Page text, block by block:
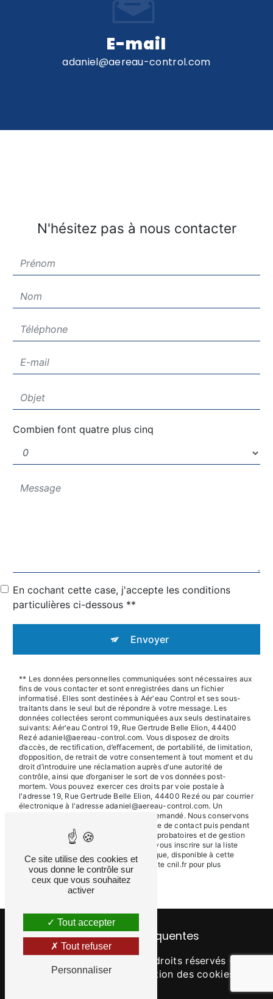
E-mail
adaniel@aereau-control.com
N'hésitez pas à nous contacter
Combien font quatre plus cinq
En cochant cette case, j'accepte les conditions
particulières ci-dessous **
Envoyer
** Les données personnelles communiquées sont nécessaires aux
fins de vous contacter et sont enregistrées dans un fichier
informatisé. Elles sont destinées à Aér'eau Control et ses sous-
traitants dans le seul but de répondre à votre message. Les
données collectées seront communiquées aux seuls destinataires
suivants: Aér'eau Control 19, Rue Gertrude Belle Elion, 44400
Rezé adaniel@aereau-control.com. Vous disposez de droits
d’accès, de rectification, d’effacement, de portabilité, de limitation,
d’opposition, de retrait de votre consentement à tout moment et du
droit d’introduire une réclamation auprès d’une autorité de
contrôle, ainsi que d’organiser le sort de vos données post-
mortem. Vous pouvez exercer ces droits par voie postale à
l'adresse 19, Rue Gertrude Belle Elion, 44400 Rezé ou par courrier
électronique à l'adresse adaniel@aereau-control.com. Un
justificatif d'identité pourra vous être demandé. Nous conservons
vos données pendant la période de prise de contact puis pendant
la durée de prescription légale aux fins probatoires et de gestion
des contentieux. Vous avez le droit de vous inscrire sur la liste
d'opposition au démarchage téléphonique, disponible à cette
adresse:Bloctel.gouv.fr. Consultez le site cnil.fr pour plus
d’informations sur vos droits.
Recherches fréquentes
- 2026 - Tous droits réservés -
Mentions légales
Gestion des cookies
Ce site utilise des cookies et
vous donne le contrôle sur
ceux que vous souhaitez
activer
Tout accepter
Tout refuser
Personnaliser